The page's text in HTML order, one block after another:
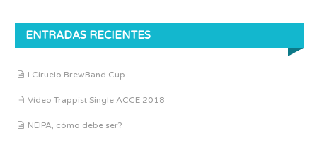
ENTRADAS RECIENTES
I Ciruelo BrewBand Cup
Vídeo Trappist Single ACCE 2018
NEIPA, cómo debe ser?